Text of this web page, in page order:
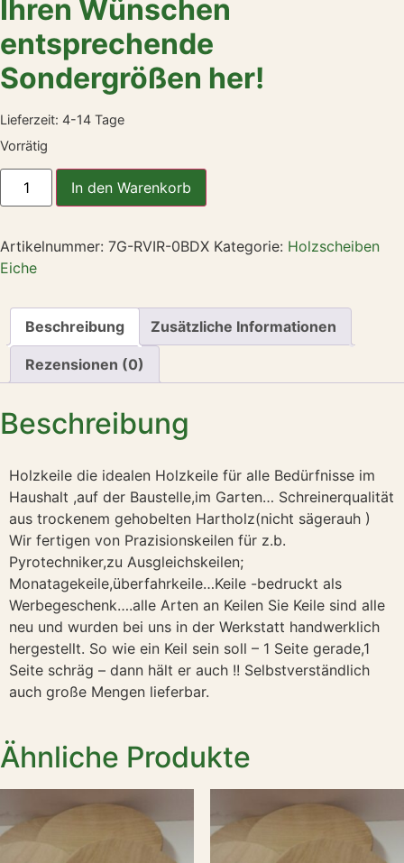
Ihren Wünschen
entsprechende
Sondergrößen her!
Lieferzeit: 4-14 Tage
Vorrätig
In den Warenkorb
Artikelnummer: 7G-RVIR-0BDX Kategorie: Holzscheiben
Eiche
Beschreibung Zusätzliche Informationen
Rezensionen (0)
Beschreibung
Holzkeile die idealen Holzkeile für alle Bedürfnisse im
Haushalt ,auf der Baustelle,im Garten… Schreinerqualität
aus trockenem gehobelten Hartholz(nicht sägerauh )
Wir fertigen von Prazisionskeilen für z.b.
Pyrotechniker,zu Ausgleichskeilen;
Monatagekeile,überfahrkeile…Keile -bedruckt als
Werbegeschenk….alle Arten an Keilen Sie Keile sind alle
neu und wurden bei uns in der Werkstatt handwerklich
hergestellt. So wie ein Keil sein soll – 1 Seite gerade,1
Seite schräg – dann hält er auch !! Selbstverständlich
auch große Mengen lieferbar.
Ähnliche Produkte